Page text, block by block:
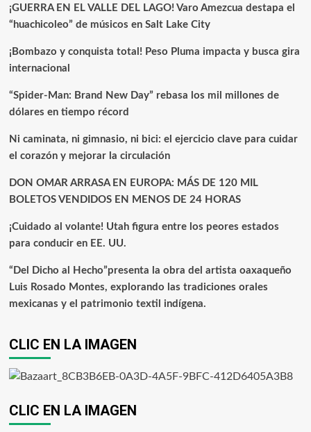
¡GUERRA EN EL VALLE DEL LAGO! Varo Amezcua destapa el
“huachicoleo” de músicos en Salt Lake City
¡Bombazo y conquista total! Peso Pluma impacta y busca gira
internacional
“Spider-Man: Brand New Day” rebasa los mil millones de
dólares en tiempo récord
Ni caminata, ni gimnasio, ni bici: el ejercicio clave para cuidar
el corazón y mejorar la circulación
DON OMAR ARRASA EN EUROPA: MÁS DE 120 MIL
BOLETOS VENDIDOS EN MENOS DE 24 HORAS
¡Cuidado al volante! Utah figura entre los peores estados
para conducir en EE. UU.
“Del Dicho al Hecho”presenta la obra del artista oaxaqueño
Luis Rosado Montes, explorando las tradiciones orales
mexicanas y el patrimonio textil indígena.
CLIC EN LA IMAGEN
CLIC EN LA IMAGEN